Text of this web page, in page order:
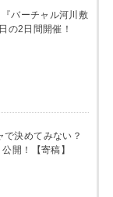
かした最高の体